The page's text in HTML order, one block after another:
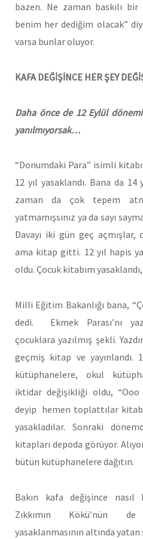
bazen. Ne zaman baskılı
benim her dediğim olacak”
varsa bunlar oluyor.
KAFA DEĞİŞİNCE HER ŞEY
Daha önce de 12 Eylül
yanılmıyorsak…
“Donumdaki Para” isimli
12 yıl yasaklandı. Bana da 14
zaman da çok tepem
yatmamışsınız ya da sayı
Davayı iki gün geç
ama kitap gitti. 12 yıl hapis
oldu. Çocuk kitabım
Milli Eğitim Bakanlığı bana,
dedi. Ekmek Parası’nı
çocuklara yazılmış şekli.
geçmiş kitap ve yayınlandı.
kütüphanelere, okul
iktidar değişikliği oldu,
deyip hemen toplattılar kitabı.
yasakladılar. Sonraki
kitapları depoda görüyor.
bütün kütüphanelere dağıtın.
Bakın kafa değişince
Zıkkımın Kökü’nün
yasaklanmasının altında yatan